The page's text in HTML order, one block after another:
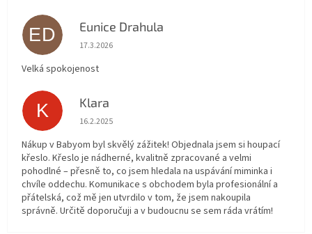
ED Eunice Drahula
Hodnocení obchodu je 5 z 5 hvězdiček.
17.3.2026
Velká spokojenost
K Klara
Hodnocení obchodu je 5 z 5 hvězdiček.
16.2.2025
Nákup v Babyom byl skvělý zážitek! Objednala jsem si houpací
křeslo. Křeslo je nádherné, kvalitně zpracované a velmi
pohodlné – přesně to, co jsem hledala na uspávání miminka i
chvíle oddechu. Komunikace s obchodem byla profesionální a
přátelská, což mě jen utvrdilo v tom, že jsem nakoupila
správně. Určitě doporučuji a v budoucnu se sem ráda vrátím!